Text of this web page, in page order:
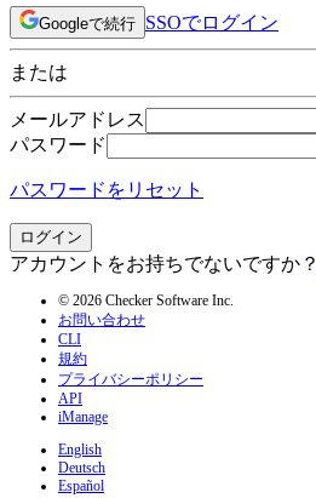
Googleで続行 SSOでログイン
または
メールアドレス
パスワード
パスワードをリセット
ログイン
アカウントをお持ちでないですか？
© 2026 Checker Software Inc.
お問い合わせ
CLI
規約
プライバシーポリシー
API
iManage
English
Deutsch
Español